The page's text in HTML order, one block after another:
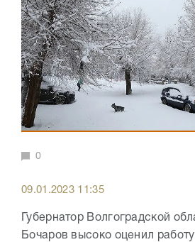
0
09.01.2023 11:35
Губернатор Волгоградской
Бочаров высоко оценил